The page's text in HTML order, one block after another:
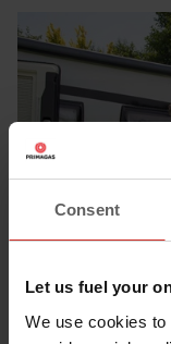
Consent
Let us fuel your
We use cookies
Plynová láhev pro